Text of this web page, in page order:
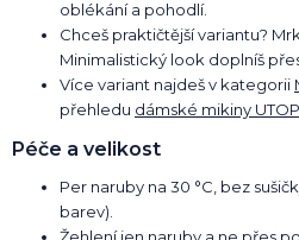
oblékání a pohodlí.
Chceš praktičtější variantu?
Minimalistický look doplníš
Více variant najdeš v kategorii
přehledu dámské mikiny
Péče a velikost
Per naruby na 30 °C, bez
barev).
Žehlení jen naruby a ne přes